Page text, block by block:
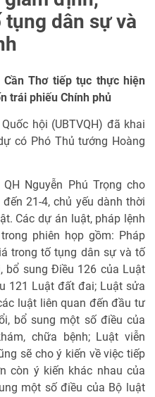
dân sự và
Thơ tiếp tục thực hiện
trái phiếu Chính phủ
hội (UBTVQH) đã khai
có Phó Thủ tướng Hoàng
Nguyễn Phú Trọng cho
21-4, chủ yếu dành thời
Các dự án luật, pháp lệnh
phiên họp gồm: Pháp
trong tố tụng dân sự và tố
bổ sung Điều 126 của Luật
121 Luật đất đai; Luật sửa
luật liên quan đến đầu tư
bổ sung một số điều của
chữa bệnh; Luật viễn
sẽ cho ý kiến về việc tiếp
còn ý kiến khác nhau của
một số điều của Bộ luật